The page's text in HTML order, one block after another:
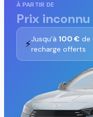
À PARTIR DE
Prix inconnu
⚡Jusqu'à 100 € de
recharge offerts